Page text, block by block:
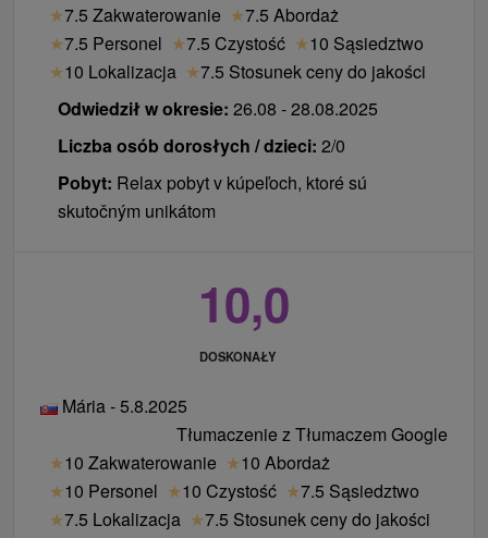
★7.5 Zakwaterowanie ★7.5 Abordaż
★7.5 Personel ★7.5 Czystość ★10 Sąsiedztwo
★10 Lokalizacja ★7.5 Stosunek ceny do jakości
Odwiedził w okresie: 26.08 - 28.08.2025
Liczba osób dorosłych / dzieci: 2/0
Pobyt: Relax pobyt v kúpeľoch, ktoré sú
skutočným unikátom
10,0
DOSKONAŁY
Mária - 5.8.2025
Tłumaczenie z Tłumaczem Google
★10 Zakwaterowanie ★10 Abordaż
★10 Personel ★10 Czystość ★7.5 Sąsiedztwo
★7.5 Lokalizacja ★7.5 Stosunek ceny do jakości